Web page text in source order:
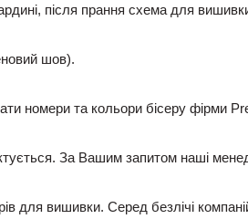
після прання схема для
шов).
номери та кольори бісеру фірми
За Вашим запитом наші
для вишивки. Серед безлічі